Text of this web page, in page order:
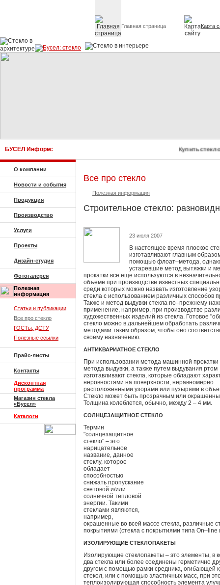
Главная страница Карта
БУСЕЛ Информ: Купить стекло,
О компании
Новости и события
Продукция
Производство
Услуги
Проекты
Дизайн-студия
Фотогалерея
Полезная
информация
Статьи и публикации
Все про стекло
ГОСТы, ДСТУ
Полезные ссылки
Прайс-листы
Контакты
Дисконтная
программа
Магазин стекла
«Бусел»
Каталоги
Все про стекло
Полезная информация
Строительное стекло:
23 июля 2007
В настоящее время плоское
изготавливают главным
помощью флоат–метода,
устаревшие метод вытяжки и
прокатки все еще используются в
объеме при производстве известных
среди которых можно назвать изготовление
стекла с использованием различных способов
Также и метод выдувки стекла по–прежнему
применение, например, при производстве
художественных изделий из стекла. Готовое
стекло можно в дальнейшем обработать
методами таким образом, чтобы оно
своему назначению.
АНТИКВАРИАТНОЕ СТЕКЛО
При использовании метода машинной прокатки
метода выдувки, а также путем выдувания ртом
изготавливают стекла, которые обладают
неровностями на поверхности, неравномерно
расположенными узорами или пузырями в
Стекло может быть прозрачным или
Толщина колеблется, обычно, между 2 – 4 мм.
СОЛНЦЕЗАЩИТНОЕ СТЕКЛО
Термин
"солнцезащитное
стекло" – это
нарицательное
название, данное
стеклу, которое
обладает
способностью
снижать пропускание
световой и/или
солнечной тепловой
энергии. Такими
стеклами являются,
например,
окрашенные во всей массе стекла, различные
покрытиями (стекла с покрытиями типа On–line
ИЗОЛИРУЮЩИЕ СТЕКЛОПАКЕТЫ
Изолирующие стеклопакеты – это элементы, в
два стекла или более соединены герметично
другом с помощью рамки средника, огибающей
стекол, или с помощью эластичных масс, при
теплоизолирующая способность элемента